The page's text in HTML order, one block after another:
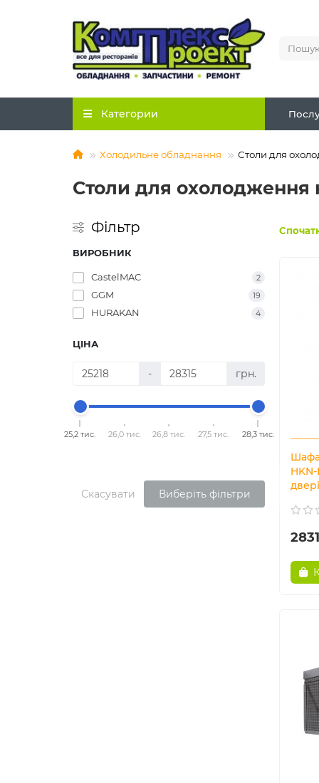
Категории
Холодильне обладнання Столи для
Столи для охолодження
Фільтр
ВИРОБНИК
CastelMAC 2
GGM 19
HURAKAN 4
ЦІНА
- грн.
25,2 тис. 26,0 тис. 26,8 тис. 27,5 тис. 28,3 тис.
Скасувати Виберіть фільтри
двері